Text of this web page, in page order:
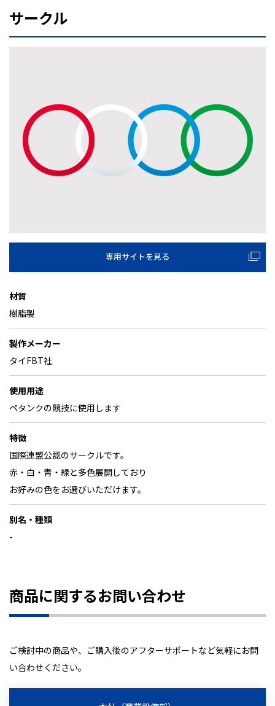
サークル
専用サイトを見る
材質
樹脂製
製作メーカー
タイFBT社
使用用途
ペタンクの競技に使用します
特徴
国際連盟公認のサークルです。
赤・白・青・緑と多色展開しており
お好みの色をお選びいただけます。
別名・種類
-
商品に関するお問い合わせ
ご検討中の商品や、ご購入後のアフターサポートなど気軽にお問
い合わせください。